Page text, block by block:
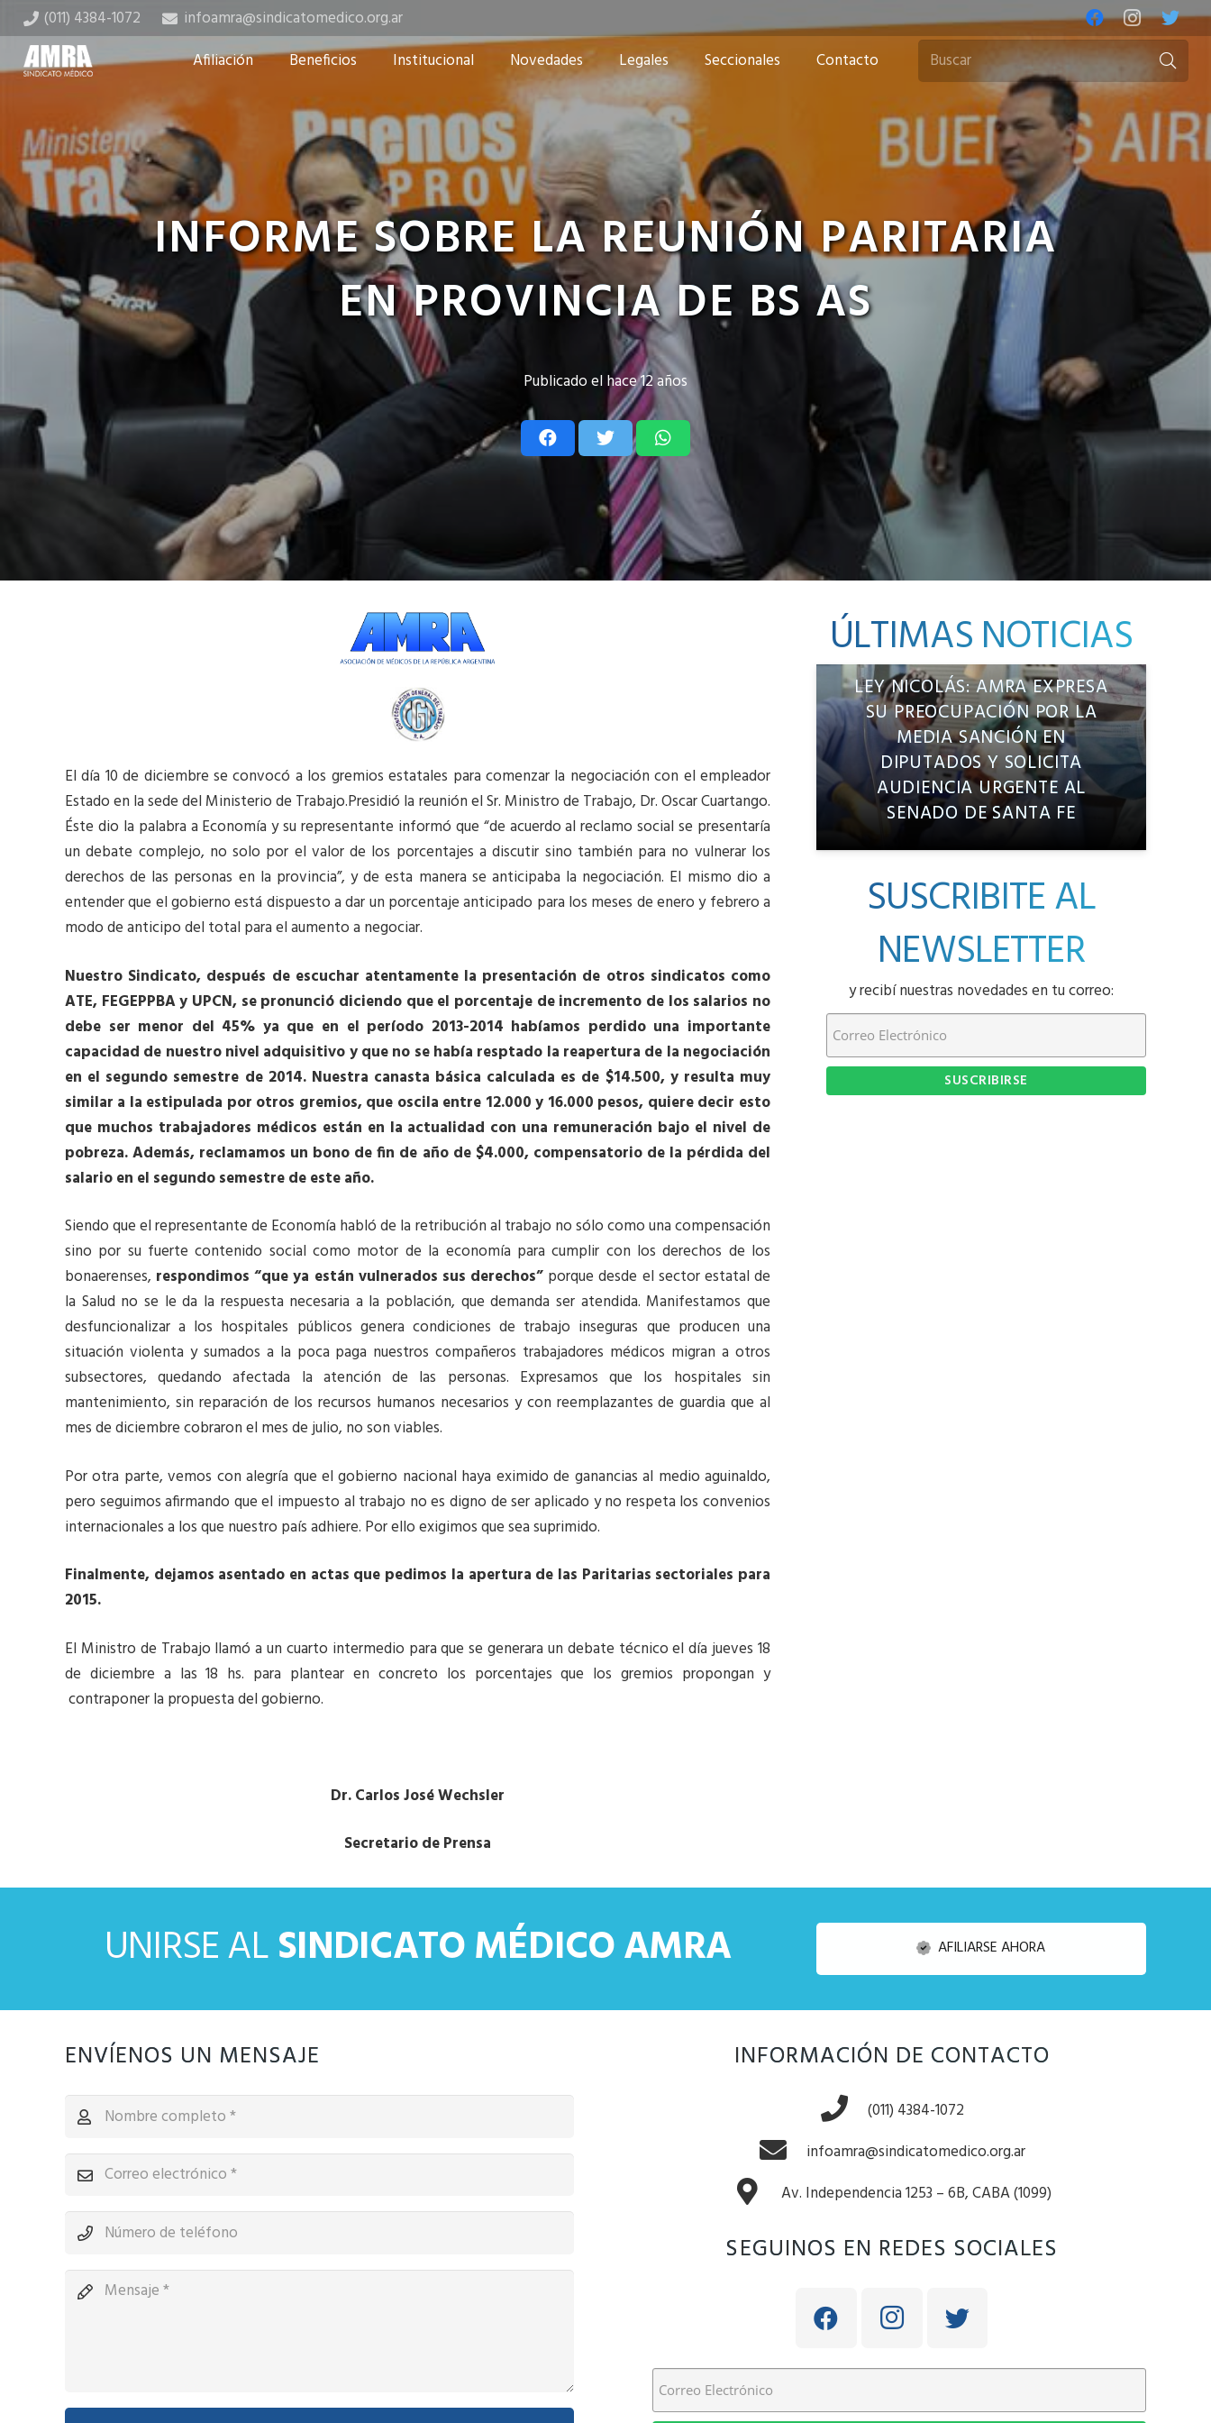
(011) 4384-1072
infoamra@sindicatomedico.org.ar
Afiliación
Beneficios Institucional Novedades Legales Seccionales Contacto
INFORME SOBRE LA REUNIÓN PARITARIA
EN PROVINCIA DE BS AS
Publicado elhace 12 años
El día 10 de diciembre se convocó a los gremios estatales para comenzar la negociación con el empleador
Estado en la sede del Ministerio de Trabajo.Presidió la reunión el Sr. Ministro de Trabajo, Dr. Oscar Cuartango.
Éste dio la palabra a Economía y su representante informó que “de acuerdo al reclamo social se presentaría
un debate complejo, no solo por el valor de los porcentajes a discutir sino también para no vulnerar los
derechos de las personas en la provincia”, y de esta manera se anticipaba la negociación. El mismo dio a
entender que el gobierno está dispuesto a dar un porcentaje anticipado para los meses de enero y febrero a
modo de anticipo del total para el aumento a negociar.
Nuestro Sindicato, después de escuchar atentamente la presentación de otros sindicatos como
ATE, FEGEPPBA y UPCN, se pronunció diciendo que el porcentaje de incremento de los salarios no
debe ser menor del 45% ya que en el período 2013-2014 habíamos perdido una importante
capacidad de nuestro nivel adquisitivo y que no se había resptado la reapertura de la negociación
en el segundo semestre de 2014. Nuestra canasta básica calculada es de $14.500, y resulta muy
similar a la estipulada por otros gremios, que oscila entre 12.000 y 16.000 pesos, quiere decir esto
que muchos trabajadores médicos están en la actualidad con una remuneración bajo el nivel de
pobreza. Además, reclamamos un bono de fin de año de $4.000, compensatorio de la pérdida del
salario en el segundo semestre de este año.
Siendo que el representante de Economía habló de la retribución al trabajo no sólo como una compensación
sino por su fuerte contenido social como motor de la economía para cumplir con los derechos de los
bonaerenses, respondimos “que ya están vulnerados sus derechos” porque desde el sector estatal de
la Salud no se le da la respuesta necesaria a la población, que demanda ser atendida. Manifestamos que
desfuncionalizar a los hospitales públicos genera condiciones de trabajo inseguras que producen una
situación violenta y sumados a la poca paga nuestros compañeros trabajadores médicos migran a otros
subsectores, quedando afectada la atención de las personas. Expresamos que los hospitales sin
mantenimiento, sin reparación de los recursos humanos necesarios y con reemplazantes de guardia que al
mes de diciembre cobraron el mes de julio, no son viables.
Por otra parte, vemos con alegría que el gobierno nacional haya eximido de ganancias al medio aguinaldo,
pero seguimos afirmando que el impuesto al trabajo no es digno de ser aplicado y no respeta los convenios
internacionales a los que nuestro país adhiere. Por ello exigimos que sea suprimido.
Finalmente, dejamos asentado en actas que pedimos la apertura de las Paritarias sectoriales para
2015.
El Ministro de Trabajo llamó a un cuarto intermedio para que se generara un debate técnico el día jueves 18
de diciembre a las 18 hs. para plantear en concreto los porcentajes que los gremios propongan y
contraponer la propuesta del gobierno.
Dr. Carlos José Wechsler
Secretario de Prensa
ÚLTIMAS NOTICIAS
LEY NICOLÁS: AMRA EXPRESA
SU PREOCUPACIÓN POR LA
MEDIA SANCIÓN EN
DIPUTADOS Y SOLICITA
AUDIENCIA URGENTE AL
SENADO DE SANTA FE
SUSCRIBITE AL
NEWSLETTER
y recibí nuestras novedades en tu correo:
UNIRSE ALSINDICATO MÉDICO AMRA AFILIARSE AHORA
ENVÍENOS UN MENSAJE INFORMACIÓN DE CONTACTO
(011) 4384-1072
infoamra@sindicatomedico.org.ar
Av. Independencia 1253 – 6B, CABA (1099)
SEGUINOS EN REDES SOCIALES